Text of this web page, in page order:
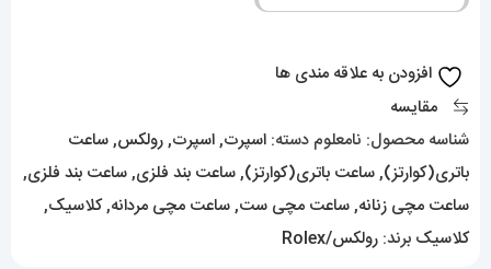
ساب
مارینر
رزگلد
صفحه
ابی
01086
افزودن به علاقه مندی ها
مقایسه
شناسه محصول: نامعلوم دسته: اسپرت,اسپرت,رولکس,ساعت
باتری(کوارتز),ساعت باتری(کوارتز),ساعت بند فلزی,ساعت بند فلزی,
ساعت مچی زنانه,ساعت مچی ست,ساعت مچی مردانه,کلاسیک,
کلاسیک برند: رولکس/Rolex